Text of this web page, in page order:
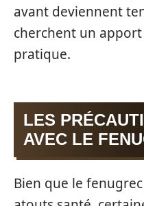
avant deviennent
cherchent un
pratique.
LES
AVEC LE
Bien que le